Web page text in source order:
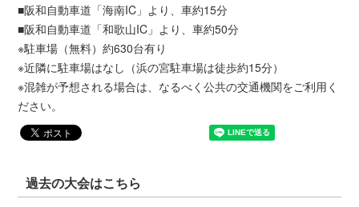
■阪和自動車道「海南IC」より、車約15分
■阪和自動車道「和歌山IC」より、車約50分
※駐車場（無料）約630台有り
※近隣に駐車場はなし（浜の宮駐車場は徒歩約15分）
※混雑が予想される場合は、なるべく公共の交通機関をご利用く
ださい。
過去の大会はこちら